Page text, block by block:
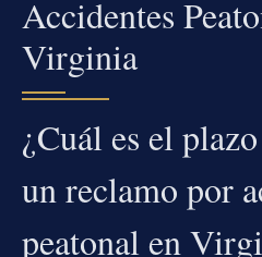
Accidentes
Virginia
¿Cuál es el
un reclamo por
peatonal en